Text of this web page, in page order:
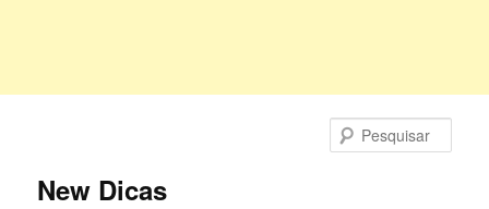
principalNew Dicas